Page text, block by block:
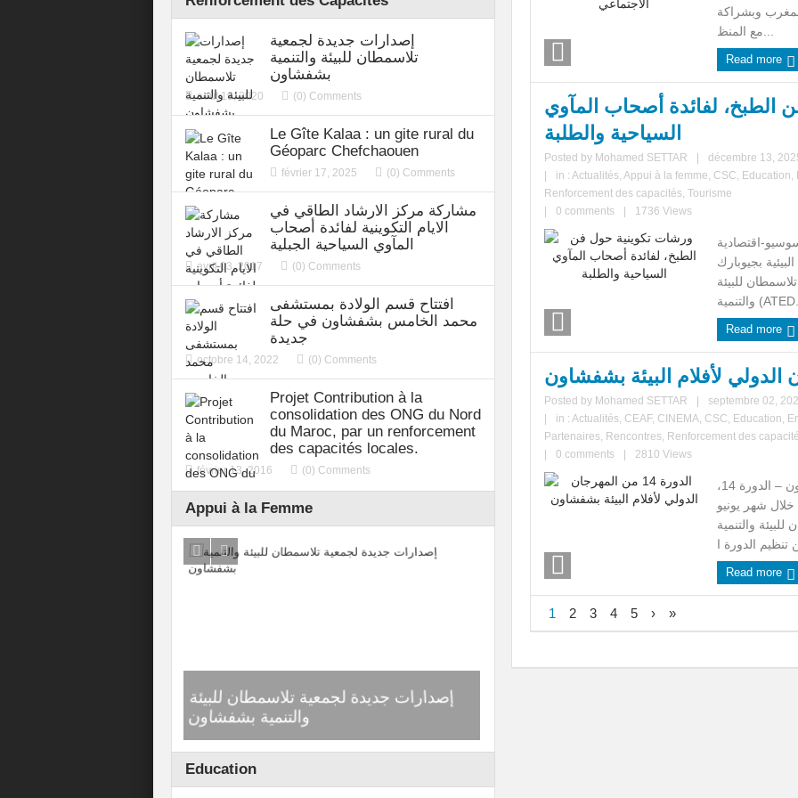
وبشراكة
Read more
الطبخ، لفائدة أصحاب المآوي
السياحية والطلبة
Posted by Mohamed SETTAR
décembre 13,
in : Actualités, Appui à la femme, CSC, Education,
Renforcement des capacités, Tourisme
0 comments 1736 Views
اقتصادية
بجيوبارك
للبيئة
والتنمية (ATED...
Read more
Posted by Mohamed SETTAR
septembre 02,
in : Actualités, CEAF, CINEMA, CSC, Education,
Partenaires, Rencontres, Renforcement des
0 comments 2810 Views
المهرجان الدولي لأفلام البيئة بشفشاون – الدورة 14،
بعد تأجيله خلال شهر يونيو
والتنمية
Read more
1 2 3 4 5 › »
إصدارات جديدة لجمعية
تلاسمطان للبيئة والتنمية
بشفشاون
août 19, 2020 (0) Comments
Le Gîte Kalaa : un gite rural du
Géoparc Chefchaouen
février 17, 2025 (0) Comments
مشاركة مركز الارشاد الطاقي في
الايام التكوينية لفائدة أصحاب
المآوي السياحية الجبلية
avril 03, 2017 (0) Comments
افتتاح قسم الولادة بمستشفى
محمد الخامس بشفشاون في حلة
جديدة
octobre 14, 2022 (0) Comments
Projet Contribution à la
consolidation des ONG du Nord
du Maroc, par un renforcement
des capacités locales.
février 13, 2016 (0) Comments
Appui à la Femme
إصدارات جديدة لجمعية تلاسمطان للبيئة
والتنمية بشفشاون
Education